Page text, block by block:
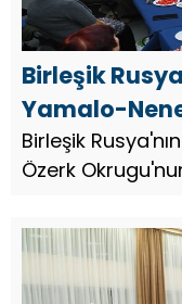
Birleşik
Yamalo-
Nadym
düzenlendi
Birleşik
Özerk